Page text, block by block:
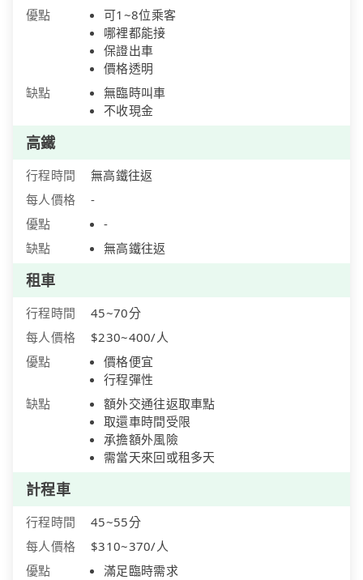
優點
可1~8位乘客
哪裡都能接
保證出車
價格透明
缺點
無臨時叫車
不收現金
高鐵
行程時間
無高鐵往返
每人價格
-
優點
-
缺點
無高鐵往返
租車
行程時間
45~70分
每人價格
$230~400/人
優點
價格便宜
行程彈性
缺點
額外交通往返取車點
取還車時間受限
承擔額外風險
需當天來回或租多天
計程車
行程時間
45~55分
每人價格
$310~370/人
優點
滿足臨時需求